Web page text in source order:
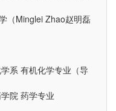
（Minglei Zhao赵明磊
系 有机化学专业（导
院 药学专业